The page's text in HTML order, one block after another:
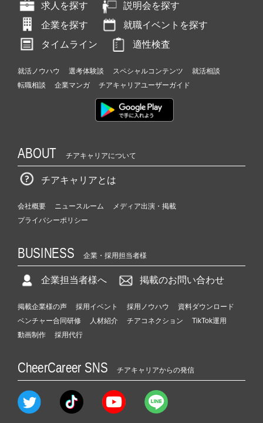
求人を探す
説明会を探す
企業を探す
就職イベントを探す
タイムライン
適性検査
就活ノウハウ 選考体験談 スペシャルコンテンツ
就活相談
転職相談
企業マンガ チアキャリアユーザーガイド
ABOUT チアキャリアについて
チアキャリアとは
会社概要 ニュースルーム
メディア出演・掲載
プライバシーポリシー
BUSINESS 企業・採用担当者様
企業担当者様へ 掲載のお問い合わせ
掲載企業様の声 採用イベント 採用ノウハウ
資料ダウンロード
ベンチャー合同研修
人材紹介 チアコネクション
TikTok運用
動画制作
採用代行
CheerCareer SNS チアキャリアからの発信